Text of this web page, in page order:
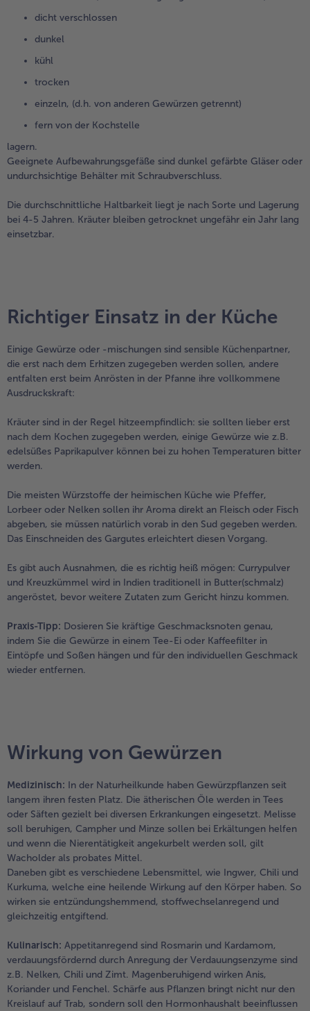
dicht verschlossen
dunkel
kühl
trocken
einzeln, (d.h. von anderen Gewürzen getrennt)
fern von der Kochstelle
lagern.
Geeignete Aufbewahrungsgefäße sind dunkel gefärbte Gläser oder
undurchsichtige Behälter mit Schraubverschluss.
Die durchschnittliche Haltbarkeit liegt je nach Sorte und Lagerung
bei 4-5 Jahren. Kräuter bleiben getrocknet ungefähr ein Jahr lang
einsetzbar.
Richtiger Einsatz in der Küche
Einige Gewürze oder -mischungen sind sensible Küchenpartner,
die erst nach dem Erhitzen zugegeben werden sollen, andere
entfalten erst beim Anrösten in der Pfanne ihre vollkommene
Ausdruckskraft:
Kräuter sind in der Regel hitzeempfindlich: sie sollten lieber erst
nach dem Kochen zugegeben werden, einige Gewürze wie z.B.
edelsüßes Paprikapulver können bei zu hohen Temperaturen bitter
werden.
Die meisten Würzstoffe der heimischen Küche wie Pfeffer,
Lorbeer oder Nelken sollen ihr Aroma direkt an Fleisch oder Fisch
abgeben, sie müssen natürlich vorab in den Sud gegeben werden.
Das Einschneiden des Gargutes erleichtert diesen Vorgang.
Es gibt auch Ausnahmen, die es richtig heiß mögen: Currypulver
und Kreuzkümmel wird in Indien traditionell in Butter(schmalz)
angeröstet, bevor weitere Zutaten zum Gericht hinzu kommen.
Praxis-Tipp: Dosieren Sie kräftige Geschmacksnoten genau,
indem Sie die Gewürze in einem Tee-Ei oder Kaffeefilter in
Eintöpfe und Soßen hängen und für den individuellen Geschmack
wieder entfernen.
Wirkung von Gewürzen
Medizinisch: In der Naturheilkunde haben Gewürzpflanzen seit
langem ihren festen Platz. Die ätherischen Öle werden in Tees
oder Säften gezielt bei diversen Erkrankungen eingesetzt. Melisse
soll beruhigen, Campher und Minze sollen bei Erkältungen helfen
und wenn die Nierentätigkeit angekurbelt werden soll, gilt
Wacholder als probates Mittel.
Daneben gibt es verschiedene Lebensmittel, wie Ingwer, Chili und
Kurkuma, welche eine heilende Wirkung auf den Körper haben. So
wirken sie entzündungshemmend, stoffwechselanregend und
gleichzeitig entgiftend.
Kulinarisch: Appetitanregend sind Rosmarin und Kardamom,
verdauungsfördernd durch Anregung der Verdauungsenzyme sind
z.B. Nelken, Chili und Zimt. Magenberuhigend wirken Anis,
Koriander und Fenchel. Schärfe aus Pflanzen bringt nicht nur den
Kreislauf auf Trab, sondern soll den Hormonhaushalt beeinflussen